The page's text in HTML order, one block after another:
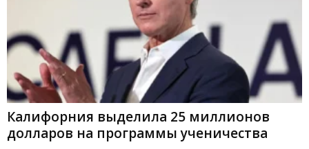
Калифорния выделила 25 миллионов
долларов на программы ученичества